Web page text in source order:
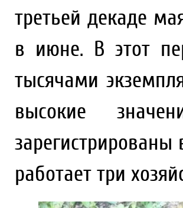
третьей декаде
в июне. В этот
тысячами
высокие
работает три